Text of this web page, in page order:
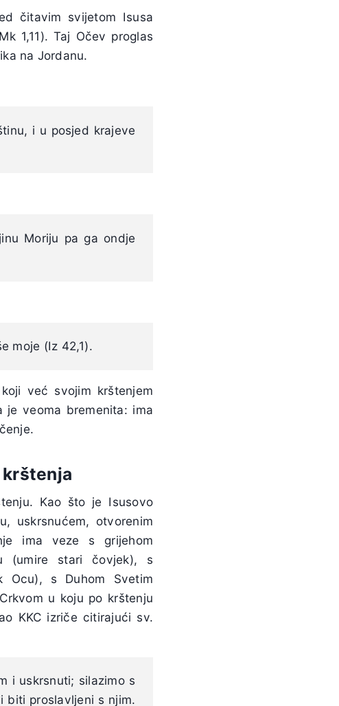
čitavim svijetom Isusa
1,11). Taj Očev proglas
na Jordanu.
i u posjed krajeve
Moriju pa ga ondje
moje (Iz 42,1).
već svojim krštenjem
je veoma bremenita: ima
krštenja
Kao što je Isusovo
uskrsnućem, otvorenim
ima veze s grijehom
(umire stari čovjek), s
Ocu), s Duhom Svetim
u koju po krštenju
KKC izriče citirajući sv.
i uskrsnuti; silazimo s
biti proslavljeni s njim.